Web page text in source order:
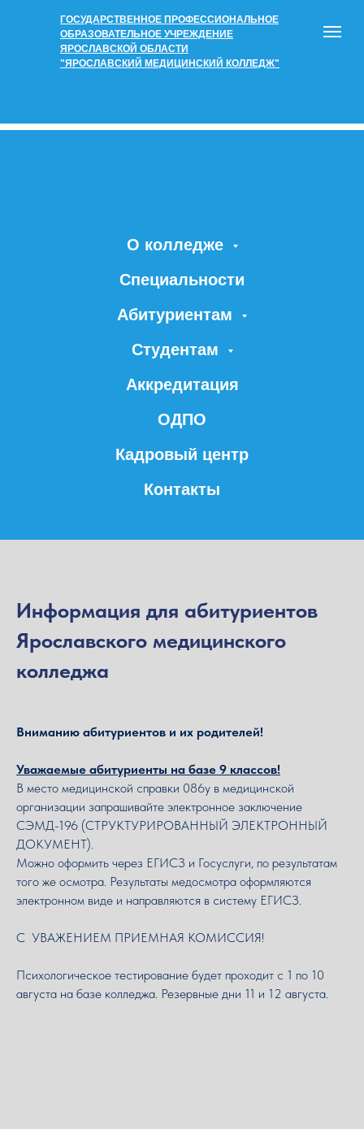
ГОСУДАРСТВЕННОЕ ПРОФЕССИОНАЛЬНОЕ
ОБРАЗОВАТЕЛЬНОЕ УЧРЕЖДЕНИЕ
ЯРОСЛАВСКОЙ ОБЛАСТИ
"ЯРОСЛАВСКИЙ МЕДИЦИНСКИЙ КОЛЛЕДЖ"
О колледже
Специальности
Абитуриентам
Студентам
Аккредитация
ОДПО
Кадровый центр
Контакты
Информация для абитуриентов
Ярославского медицинского
колледжа
Вниманию абитуриентов и их родителей!
Уважаемые абитуриенты на базе 9 классов!
В место медицинской справки 086у в медицинской
организации запрашивайте электронное заключение
СЭМД-196 (СТРУКТУРИРОВАННЫЙ ЭЛЕКТРОННЫЙ
ДОКУМЕНТ).
Можно оформить через ЕГИСЗ и Госуслуги, по результатам
того же осмотра. Результаты медосмотра оформляются
электронном виде и направляются в систему ЕГИСЗ.
С УВАЖЕНИЕМ ПРИЕМНАЯ КОМИССИЯ!
Психологическое тестирование будет проходит с 1 по 10
августа на базе колледжа. Резервные дни 11 и 12 августа.